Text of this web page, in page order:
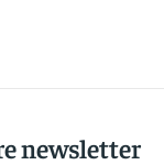
newsletter